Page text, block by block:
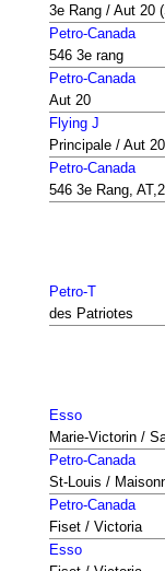
3e Rang / Aut 20
Petro-Canada
546 3e rang
Petro-Canada
Aut 20
Flying J
Principale / Aut
Petro-Canada
546 3e Rang,
Petro-T
des Patriotes
Esso
Marie-Victorin /
Petro-Canada
St-Louis /
Petro-Canada
Fiset / Victoria
Esso